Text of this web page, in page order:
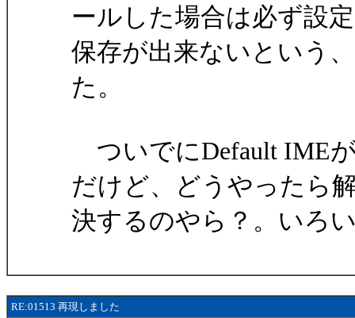
ールした場合は必ず設
保存が出来ないという
た。
ついでにDefault IME
だけど、どうやったら
決するのやら？。いろ
RE:01513 再現しました